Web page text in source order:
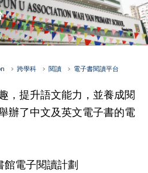
跨學科 閱讀 電子書閱讀平台
，提升語文能力，並養成閱
辦了中文及英文電子書的電
館電子閱讀計劃